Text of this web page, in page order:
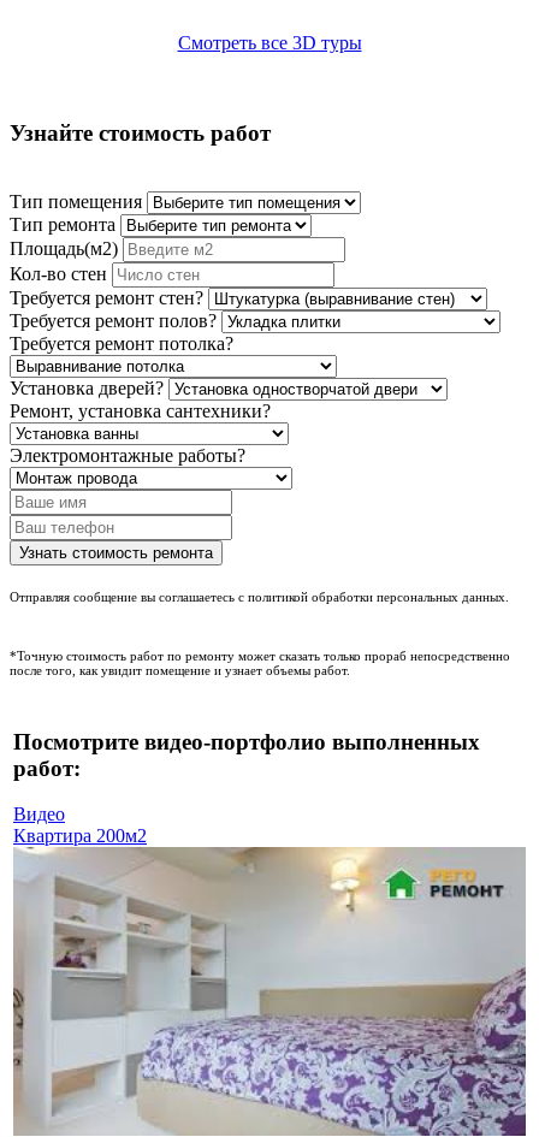
Смотреть все 3D туры
Узнайте стоимость работ
Тип помещения
Тип ремонта
Площадь(м2)
Кол-во стен
Требуется ремонт стен?
Требуется ремонт полов?
Требуется ремонт потолка?
Установка дверей?
Ремонт, установка сантехники?
Электромонтажные работы?
Отправляя сообщение вы соглашаетесь с политикой обработки персональных данных.
*Точную стоимость работ по ремонту может сказать только прораб непосредственно
после того, как увидит помещение и узнает объемы работ.
Посмотрите видео-портфолио выполненных
работ:
Видео
Квартира 200м2